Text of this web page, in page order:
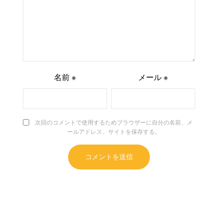
名前※ メール ※
次回のコメントで使用するためブラウザーに自分の名前、メ
ールアドレス、サイトを保存する。